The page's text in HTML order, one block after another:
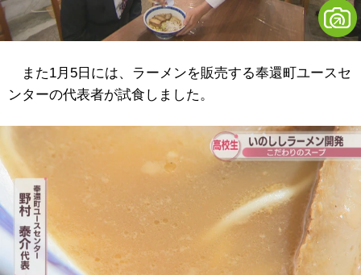
また1月5日には、ラーメンを販売する奉還町ユースセ
ンターの代表者が試食しました。